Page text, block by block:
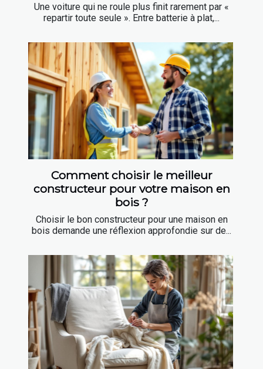
Une voiture qui ne roule plus finit rarement par «
repartir toute seule ». Entre batterie à plat,...
Comment choisir le meilleur
constructeur pour votre maison en
bois ?
Choisir le bon constructeur pour une maison en
bois demande une réflexion approfondie sur de...